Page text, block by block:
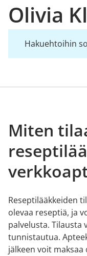
Olivia
Hakuehtoihin
Miten
Reseptilääkkeiden
olevaa reseptiä, ja
palvelusta. Tilausta
tunnistautua.
jälkeen voit maksaa